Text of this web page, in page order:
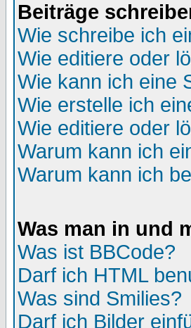
Beiträge
Wie schreibe ich
Wie editiere oder
Wie kann ich eine
Wie erstelle ich
Wie editiere oder
Warum kann ich
Warum kann ich
Was man in und
Was ist BBCode?
Darf ich HTML
Was sind Smilies?
Darf ich Bilder